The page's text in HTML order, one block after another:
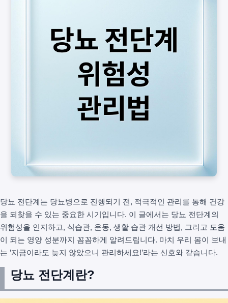
당뇨 전단계는 당뇨병으로 진행되기 전, 적극적인 관리를 통해 건강
을 되찾을 수 있는 중요한 시기입니다. 이 글에서는 당뇨 전단계의
위험성을 인지하고, 식습관, 운동, 생활 습관 개선 방법, 그리고 도움
이 되는 영양 성분까지 꼼꼼하게 알려드립니다. 마치 우리 몸이 보내
는 ’지금이라도 늦지 않았으니 관리하세요!’라는 신호와 같습니다.
당뇨 전단계란?